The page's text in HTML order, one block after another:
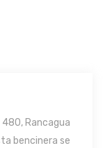
Rancagua
bencinera se